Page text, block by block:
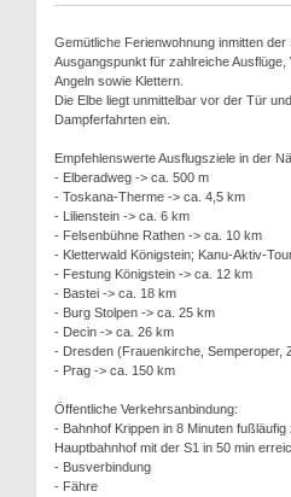
Gemütliche Ferienwohnung inmitten
Ausgangspunkt für zahlreiche Ausflüge,
Angeln sowie Klettern.
Die Elbe liegt unmittelbar vor der Tür
Dampferfahrten ein.
Empfehlenswerte Ausflugsziele in der
- Elberadweg -> ca. 500 m
- Toskana-Therme -> ca. 4,5 km
- Lilienstein -> ca. 6 km
- Felsenbühne Rathen -> ca. 10 km
- Kletterwald Königstein; Kanu-Aktiv-
- Festung Königstein -> ca. 12 km
- Bastei -> ca. 18 km
- Burg Stolpen -> ca. 25 km
- Decin -> ca. 26 km
- Dresden (Frauenkirche, Semperoper,
- Prag -> ca. 150 km
Öffentliche Verkehrsanbindung:
- Bahnhof Krippen in 8 Minuten
Hauptbahnhof mit der S1 in 50 min
- Busverbindung
- Fähre